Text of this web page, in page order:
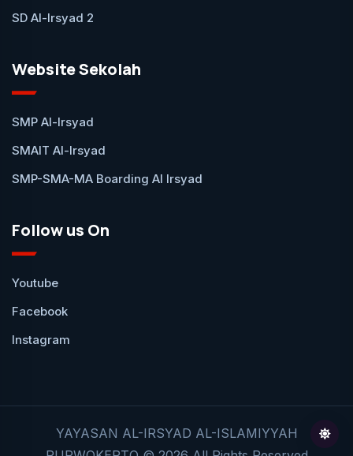
SD Al-Irsyad 2
Website Sekolah
SMP Al-Irsyad
SMAIT Al-Irsyad
SMP-SMA-MA Boarding Al Irsyad
Follow us On
Youtube
Facebook
Instagram
YAYASAN AL-IRSYAD AL-ISLAMIYYAH